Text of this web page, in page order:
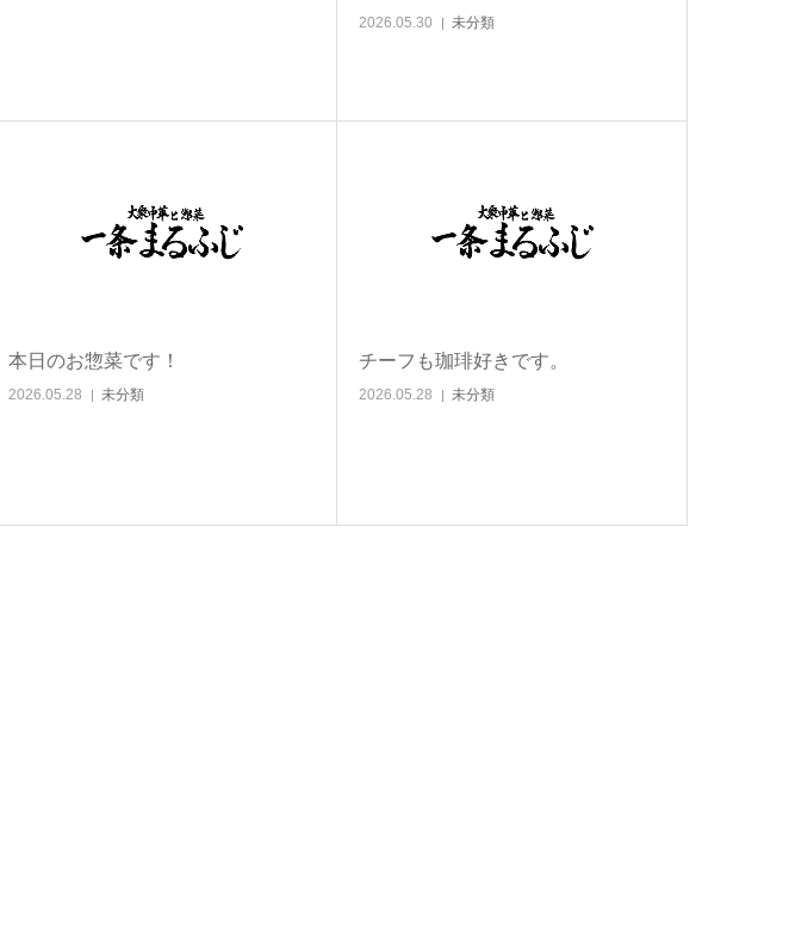
2026.05.30 未分類
本日のお惣菜です！
2026.05.28 未分類
チーフも珈琲好きです。
2026.05.28 未分類